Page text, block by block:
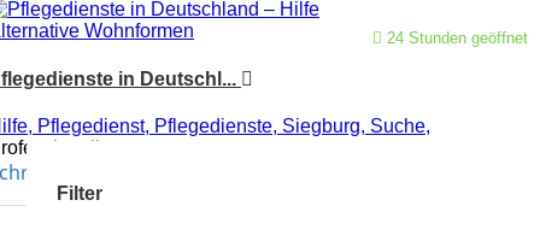
Filter
Wohnformen 24 Stunden geöffnet
in Deutschl...
Pflegedienst, Pflegedienste, Siegburg, Suche,
Sie die erste Bewertung